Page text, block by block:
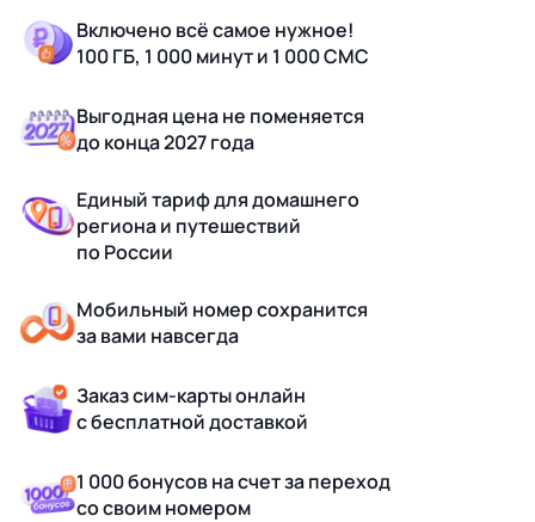
Включено всё самое нужное!
100 ГБ, 1 000 минут и 1 000 СМС
Выгодная цена не поменяется
до конца 2027 года
Единый тариф для домашнего
региона и путешествий
по России
Мобильный номер сохранится
за вами навсегда
Заказ сим-карты онлайн
с бесплатной доставкой
1 000 бонусов на счет за переход
со своим номером